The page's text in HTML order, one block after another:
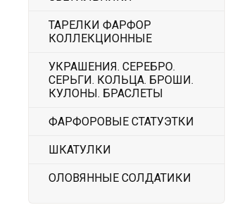
ТАРЕЛКИ ФАРФОР
КОЛЛЕКЦИОННЫЕ
УКРАШЕНИЯ. СЕРЕБРО.
СЕРЬГИ. КОЛЬЦА. БРОШИ.
КУЛОНЫ. БРАСЛЕТЫ
ФАРФОРОВЫЕ СТАТУЭТКИ
ШКАТУЛКИ
ОЛОВЯННЫЕ СОЛДАТИКИ